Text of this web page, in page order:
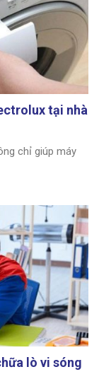
tại nhà
chỉ giúp máy
lò vi sóng